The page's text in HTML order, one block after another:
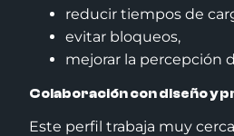
reducir tiempos de
evitar bloqueos,
mejorar la percepción
Colaboración con diseño y
Este perfil trabaja muy